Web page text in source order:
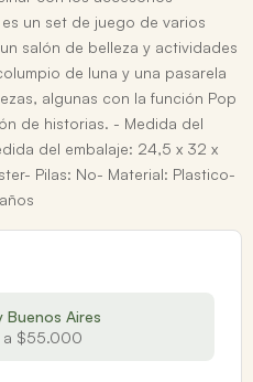
un set de juego de varios
salón de belleza y actividades
de luna y una pasarela
algunas con la función Pop
de historias. - Medida del
del embalaje: 24,5 x 32 x
Pilas: No- Material: Plastico-
Buenos Aires
a $55.000